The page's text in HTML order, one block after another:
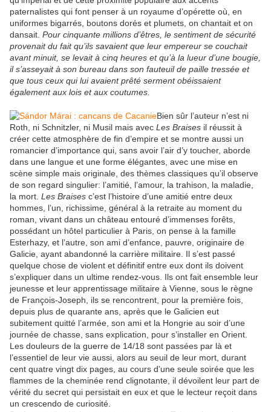
paternalistes qui font penser à un royaume d’opérette où, en
uniformes bigarrés, boutons dorés et plumets, on chantait et on
dansait. Pour cinquante millions d’êtres, le sentiment de sécurité
provenait du fait qu’ils savaient que leur empereur se couchait
avant minuit, se levait à cinq heures et qu’à la lueur d’une bougie,
il s’asseyait à son bureau dans son fauteuil de paille tressée et
que tous ceux qui lui avaient prêté serment obéissaient
également aux lois et aux coutumes.
Bien sûr l’auteur n’est ni
Roth, ni Schnitzler, ni Musil mais avec Les Braises il réussit à
créer cette atmosphère de fin d’empire et se montre aussi un
romancier d’importance qui, sans avoir l’air d’y toucher, aborde
dans une langue et une forme élégantes, avec une mise en
scène simple mais originale, des thèmes classiques qu’il observe
de son regard singulier: l’amitié, l’amour, la trahison, la maladie,
la mort. Les Braises c’est l’histoire d’une amitié entre deux
hommes, l’un, richissime, général à la retraite au moment du
roman, vivant dans un château entouré d’immenses forêts,
possédant un hôtel particulier à Paris, on pense à la famille
Esterhazy, et l’autre, son ami d’enfance, pauvre, originaire de
Galicie, ayant abandonné la carrière militaire. Il s’est passé
quelque chose de violent et définitif entre eux dont ils doivent
s’expliquer dans un ultime rendez-vous. Ils ont fait ensemble leur
jeunesse et leur apprentissage militaire à Vienne, sous le règne
de François-Joseph, ils se rencontrent, pour la première fois,
depuis plus de quarante ans, après que le Galicien eut
subitement quitté l’armée, son ami et la Hongrie au soir d’une
journée de chasse, sans explication, pour s’installer en Orient.
Les douleurs de la guerre de 14/18 sont passées par là et
l’essentiel de leur vie aussi, alors au seuil de leur mort, durant
cent quatre vingt dix pages, au cours d’une seule soirée que les
flammes de la cheminée rend clignotante, il dévoilent leur part de
vérité du secret qui persistait en eux et que le lecteur reçoit dans
un crescendo de curiosité.